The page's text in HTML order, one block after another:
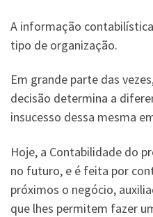
A informação
tipo de organização.
Em grande parte das
decisão determina a
insucesso dessa mesma
Hoje, a Contabilidade do
no futuro, e é feita por
próximos o negócio,
que lhes permitem fazer